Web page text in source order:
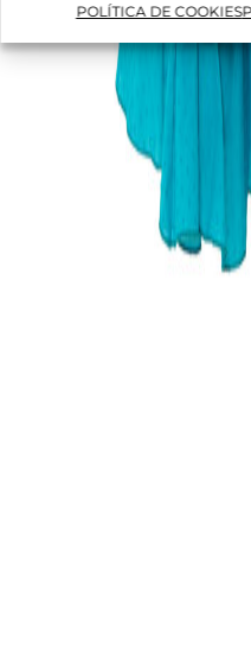
POLÍTICA DE COOKIES